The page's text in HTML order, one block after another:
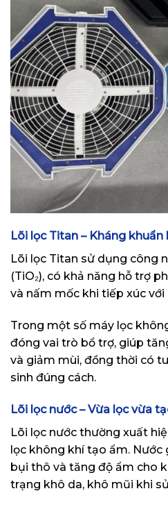
Lõi lọc Titan – Kháng
Lõi lọc Titan sử dụng công
(TiO₂), có khả năng hỗ trợ
và nấm mốc khi tiếp xúc với
Trong một số máy lọc
đóng vai trò bổ trợ, giúp
và giảm mùi, đồng thời có
sinh đúng cách.
Lõi lọc nước – Vừa lọc vừa
Lõi lọc nước thường xuất
lọc không khí tạo ẩm. Nước
bụi thô và tăng độ ẩm cho
trạng khô da, khô mũi khi